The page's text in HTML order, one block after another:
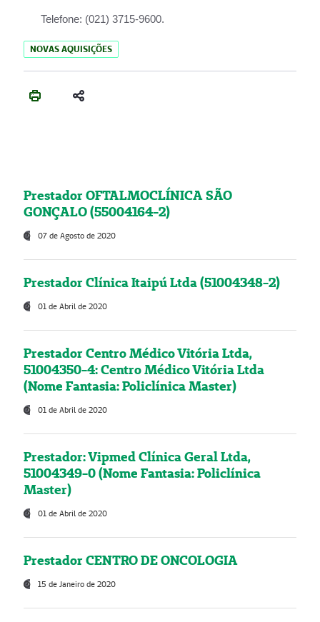
Telefone: (021) 3715-9600.
NOVAS AQUISIÇÕES
Prestador OFTALMOCLÍNICA SÃO
GONÇALO (55004164-2)
07 de Agosto de 2020
Prestador Clínica Itaipú Ltda (51004348-2)
01 de Abril de 2020
Prestador Centro Médico Vitória Ltda,
51004350-4: Centro Médico Vitória Ltda
(Nome Fantasia: Policlínica Master)
01 de Abril de 2020
Prestador: Vipmed Clínica Geral Ltda,
51004349-0 (Nome Fantasia: Policlínica
Master)
01 de Abril de 2020
Prestador CENTRO DE ONCOLOGIA
15 de Janeiro de 2020